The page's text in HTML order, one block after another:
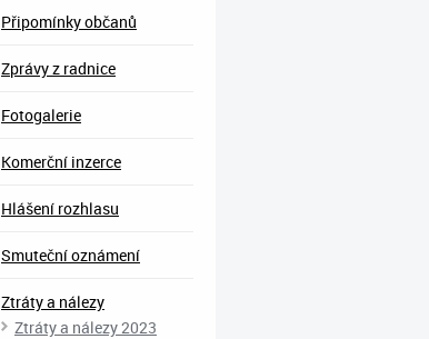
Připomínky občanů
Zprávy z radnice
Fotogalerie
Komerční inzerce
Hlášení rozhlasu
Smuteční oznámení
Ztráty a nálezy
Ztráty a nálezy 2023